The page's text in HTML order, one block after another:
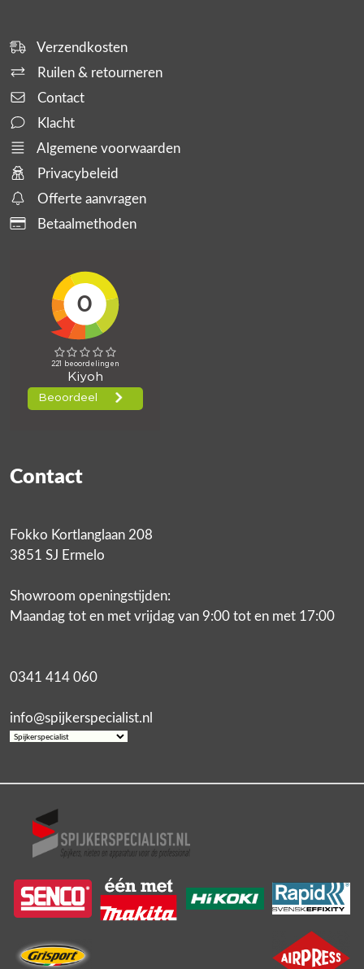
Verzendkosten
Ruilen & retourneren
Contact
Klacht
Algemene voorwaarden
Privacybeleid
Offerte aanvragen
Betaalmethoden
Contact
Fokko Kortlanglaan 208
3851 SJ Ermelo
Showroom openingstijden:
Maandag tot en met vrijdag van 9:00 tot en met 17:00
0341 414 060
info@spijkerspecialist.nl